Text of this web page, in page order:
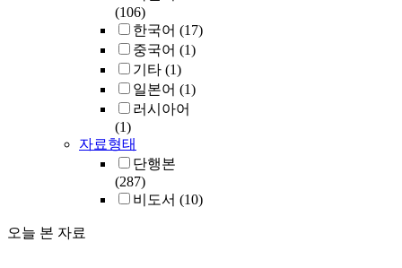
(106)
한국어 (17)
중국어 (1)
기타 (1)
일본어 (1)
러시아어
(1)
자료형태
단행본
(287)
비도서 (10)
오늘 본 자료